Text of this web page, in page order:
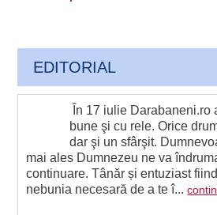
EDITORIAL
În 17 iulie Darabaneni.ro
bune şi cu rele. Orice
dar şi un sfârşit.
mai ales Dumnezeu ne va
continuare. Tânăr și entuziast
nebunia necesară de a te î...